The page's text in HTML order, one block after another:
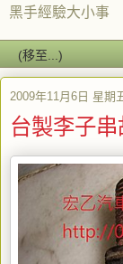
黑手經驗大小事
2009年11月6日 星期
台製李子